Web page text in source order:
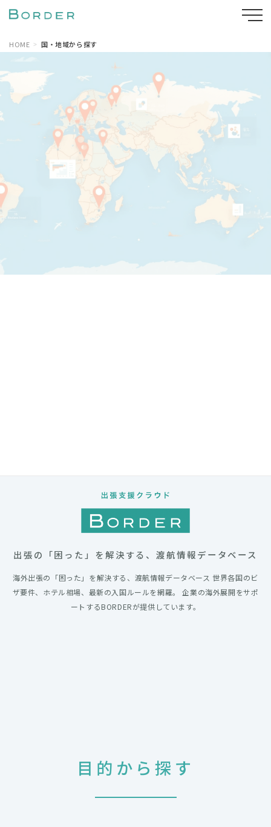
HOME 国・地域から探す
出張の「困った」を解決する、渡航情報データベース
海外出張の「困った」を解決する、渡航情報データベース 世界各国のビ
ザ要件、ホテル相場、最新の入国ルールを網羅。 企業の海外展開をサポ
ートするBORDERが提供しています。
目的から探す